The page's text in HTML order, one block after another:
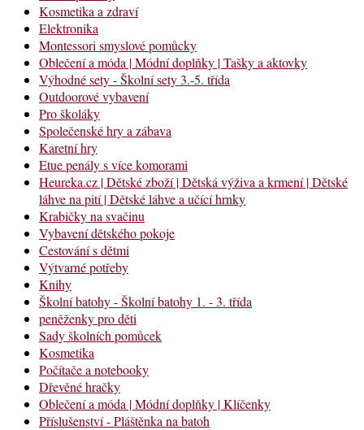
Kosmetika a zdraví
Elektronika
Montessori smyslové pomůcky
Oblečení a móda | Módní doplňky | Tašky a aktovky
Výhodné sety - Školní sety 3.-5. třída
Outdoorové vybavení
Pro školáky
Společenské hry a zábava
Karetní hry
Etue penály s více komorami
Heureka.cz | Dětské zboží | Dětská výživa a krmení | Dětské
láhve na pití | Dětské láhve a učící hrnky
Krabičky na svačinu
Vybavení dětského pokoje
Cestování s dětmi
Výtvarné potřeby
Knihy
Školní batohy - Školní batohy 1. - 3. třída
peněženky pro děti
Sady školních pomůcek
Kosmetika
Počítače a notebooky
Dřevěné hračky
Oblečení a móda | Módní doplňky | Klíčenky
Příslušenství - Pláštěnka na batoh